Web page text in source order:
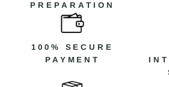
PREPARATION
100% SECURE
PAYMENT